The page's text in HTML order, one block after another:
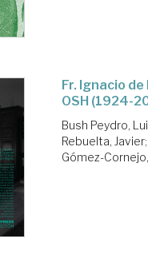
Fr. Ignacio de
OSH (1924-
Bush Peydro,
Rebuelta, Javier;
Gómez-